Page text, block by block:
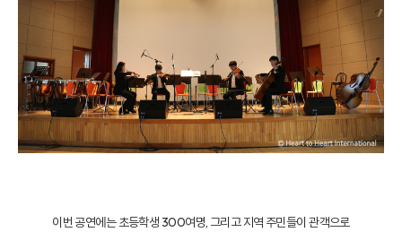
이번 공연에는 초등학생 300여명, 그리고 지역 주민들이 관객으로